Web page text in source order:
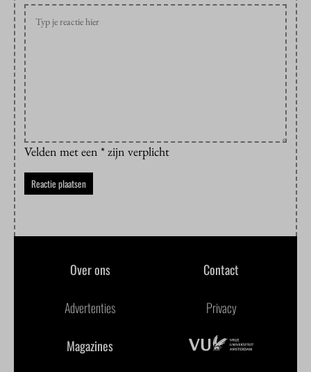
Velden met een * zijn verplicht
Over ons Contact
Advertenties Privacy
Magazines